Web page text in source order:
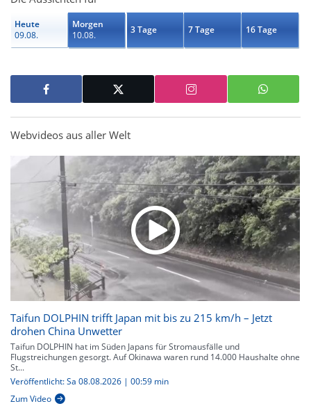
Heute
09.08.
Morgen
10.08.
3 Tage 7 Tage 16 Tage
Webvideos aus aller Welt
Taifun DOLPHIN trifft Japan mit bis zu 215 km/h – Jetzt
drohen China Unwetter
Taifun DOLPHIN hat im Süden Japans für Stromausfälle und
Flugstreichungen gesorgt. Auf Okinawa waren rund 14.000 Haushalte ohne
St...
Veröffentlicht: Sa 08.08.2026 | 00:59 min
Zum Video